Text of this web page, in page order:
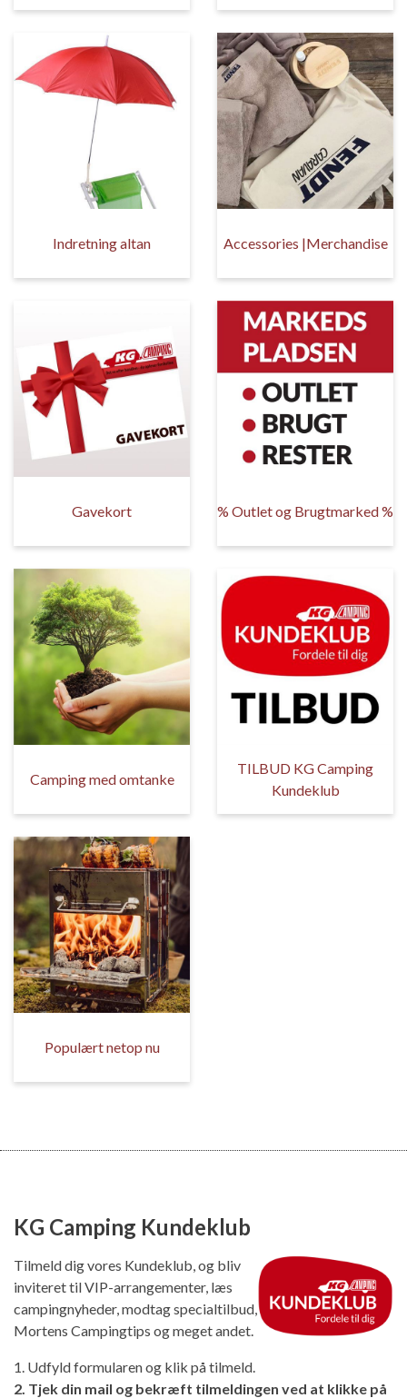
Indretning altan Accessories |Merchandise
Gavekort % Outlet og Brugtmarked %
Camping med omtanke
TILBUD KG Camping
Kundeklub
Populært netop nu
KG Camping Kundeklub
Tilmeld dig vores Kundeklub, og bliv
inviteret til VIP-arrangementer, læs
campingnyheder, modtag specialtilbud,
Mortens Campingtips og meget andet.
1. Udfyld formularen og klik på tilmeld.
2. Tjek din mail og bekræft tilmeldingen ved at klikke på